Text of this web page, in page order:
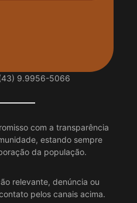
9.9956-5066
com a transparência
estando sempre
da população.
relevante, denúncia ou
pelos canais acima.